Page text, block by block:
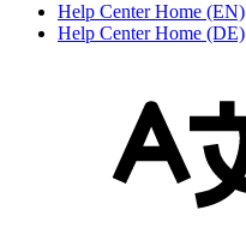
Help Center Home (EN)
Help Center Home (DE)